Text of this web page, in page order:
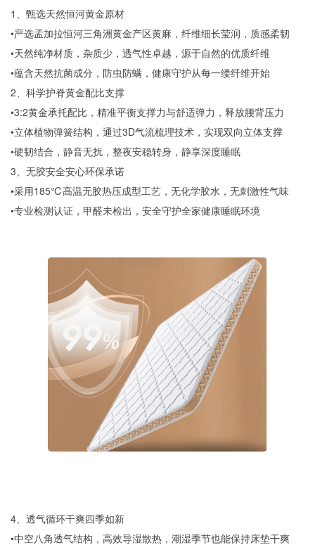
1、甄选天然恒河黄金原材
•严选孟加拉恒河三角洲黄金产区黄麻，纤维细长莹润，质感柔韧
•天然纯净材质，杂质少，透气性卓越，源于自然的优质纤维
•蕴含天然抗菌成分，防虫防螨，健康守护从每一缕纤维开始
2、科学护脊黄金配比支撑
•3:2黄金承托配比，精准平衡支撑力与舒适弹力，释放腰背压力
•立体植物弹簧结构，通过3D气流梳理技术，实现双向立体支撑
•硬韧结合，静音无扰，整夜安稳转身，静享深度睡眠
3、无胶安全安心环保承诺
•采用185℃高温无胶热压成型工艺，无化学胶水，无刺激性气味
•专业检测认证，甲醛未检出，安全守护全家健康睡眠环境
4、透气循环干爽四季如新
•中空八角透气结构，高效导湿散热，潮湿季节也能保持床垫干爽